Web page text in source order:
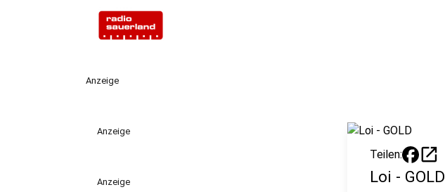
Anzeige
Anzeige
Anzeige
Teilen: open_in_new
Loi - GOLD